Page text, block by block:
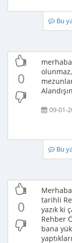
Bu
0
09-01-
Bu
0
tarihli
yazık ki
Rehber
bana